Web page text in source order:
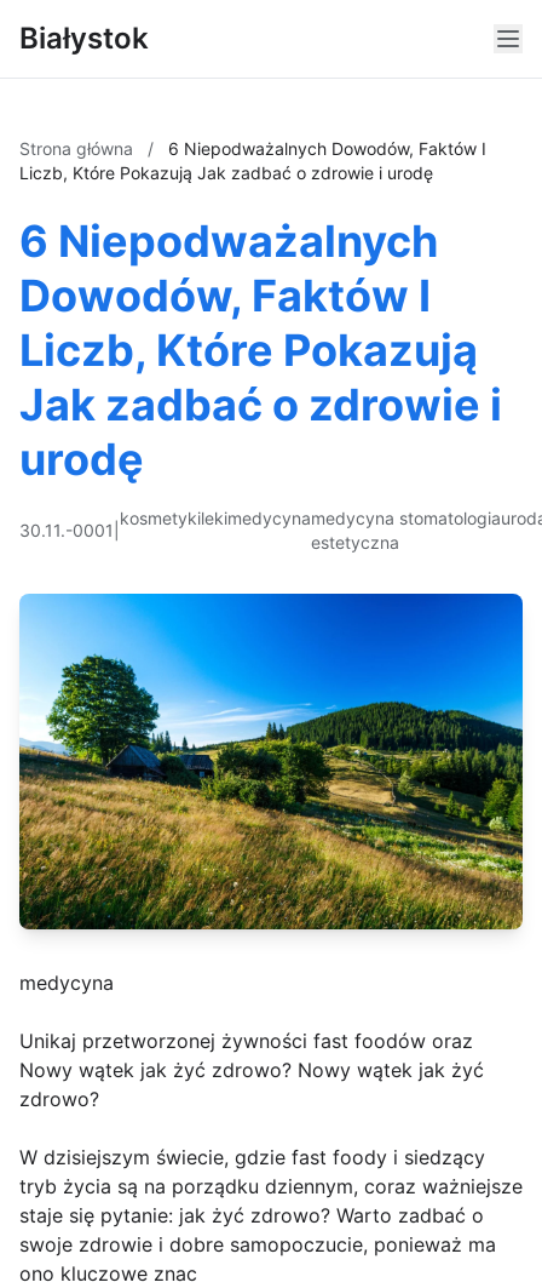
Białystok
Strona główna /
6 Niepodważalnych Dowodów, Faktów I
Liczb, Które Pokazują Jak zadbać o zdrowie i urodę
6 Niepodważalnych
Dowodów, Faktów I
Liczb, Które Pokazują
Jak zadbać o zdrowie i
urodę
30.11.-0001
kosmetykilekimedycynamedycyna
estetyczna
stomatologia
medycyna
Unikaj przetworzonej żywności fast foodów oraz
Nowy wątek jak żyć zdrowo? Nowy wątek jak żyć
zdrowo?
W dzisiejszym świecie, gdzie fast foody i siedzący
tryb życia są na porządku dziennym, coraz ważniejsze
staje się pytanie: jak żyć zdrowo? Warto zadbać o
swoje zdrowie i dobre samopoczucie, ponieważ ma
ono kluczowe znac